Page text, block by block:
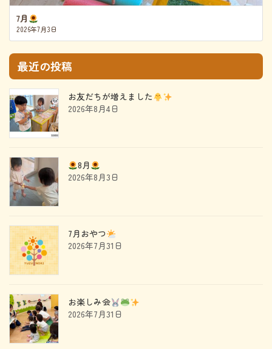
7月
2026年7月3日
最近の投稿
お友だちが増えました
2026年8月4日
8月
2026年8月3日
7月おやつ
2026年7月31日
お楽しみ会
2026年7月31日